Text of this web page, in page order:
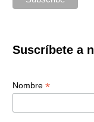
Suscríbete a
Nombre *